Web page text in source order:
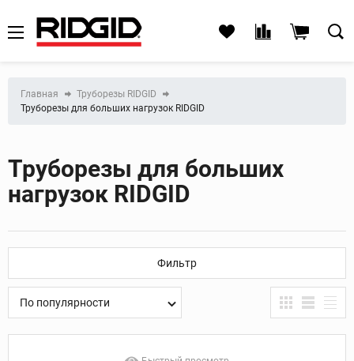
Главная
Труборезы RIDGID
Труборезы для больших нагрузок RIDGID
Труборезы для больших
нагрузок RIDGID
Фильтр
По популярности